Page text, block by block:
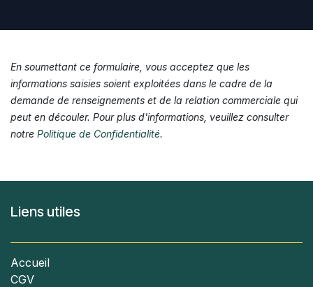
En soumettant ce formulaire, vous acceptez que les
informations saisies soient exploitées dans le cadre de la
demande de renseignements et de la relation commerciale qui
peut en découler. Pour plus d'informations, veuillez consulter
notre Politique de Confidentialité.
Liens utiles
Accueil
CGV